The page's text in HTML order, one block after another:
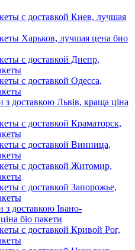
с доставкой Киев, лучшая
Харьков, лучшая цена био
с доставкой Днепр,
с доставкой Одесса,
з доставкою Львів, краща ціна
с доставкой Краматорск,
с доставкой Винница,
с доставкой Житомир,
с доставкой Запорожье,
з доставкою Івано-
біо пакети
с доставкой Кривой Рог,